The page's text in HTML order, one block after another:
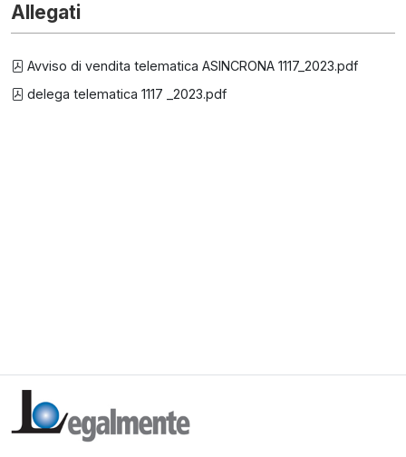
Allegati
Avviso di vendita telematica ASINCRONA 1117_2023.pdf
delega telematica 1117 _2023.pdf